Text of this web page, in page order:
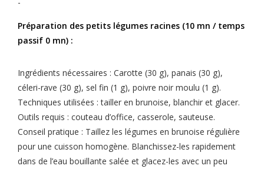
-
Préparation des petits légumes racines (10 mn / temps
passif 0 mn) :
Ingrédients nécessaires : Carotte (30 g), panais (30 g),
céleri-rave (30 g), sel fin (1 g), poivre noir moulu (1 g).
Techniques utilisées : tailler en brunoise, blanchir et glacer.
Outils requis : couteau d’office, casserole, sauteuse.
Conseil pratique : Taillez les légumes en brunoise régulière
pour une cuisson homogène. Blanchissez-les rapidement
dans de l’eau bouillante salée et glacez-les avec un peu